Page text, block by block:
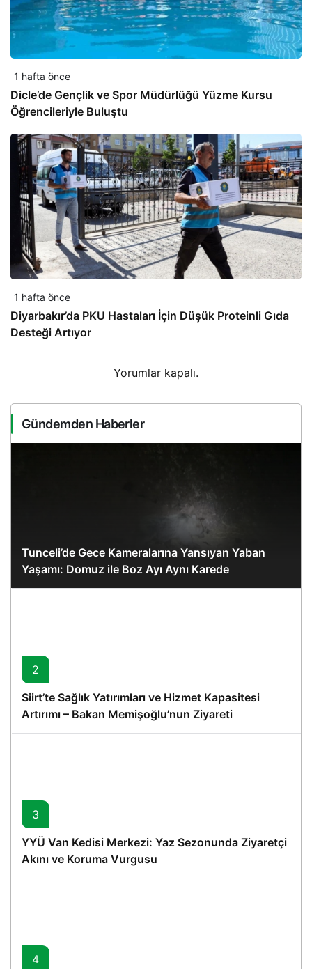
1 hafta önce
Dicle’de Gençlik ve Spor Müdürlüğü Yüzme Kursu
Öğrencileriyle Buluştu
1 hafta önce
Diyarbakır’da PKU Hastaları İçin Düşük Proteinli Gıda
Desteği Artıyor
Yorumlar kapalı.
Gündemden Haberler
Tunceli’de Gece Kameralarına Yansıyan Yaban
Yaşamı: Domuz ile Boz Ayı Aynı Karede
2
Siirt’te Sağlık Yatırımları ve Hizmet Kapasitesi
Artırımı – Bakan Memişoğlu’nun Ziyareti
3
YYÜ Van Kedisi Merkezi: Yaz Sezonunda Ziyaretçi
Akını ve Koruma Vurgusu
4